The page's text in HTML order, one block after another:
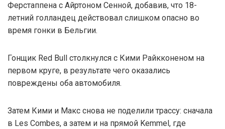
Ферстаппена с Айртоном Сенной, добавив, что 18-
летний голландец действовал слишком опасно во
время гонки в Бельгии.
Гонщик Red Bull столкнулся с Кими Райкконеном на
первом круге, в результате чего оказались
повреждены оба автомобиля.
Затем Кими и Макс снова не поделили трассу: сначала
в Les Combes, а затем и на прямой Kemmel, где